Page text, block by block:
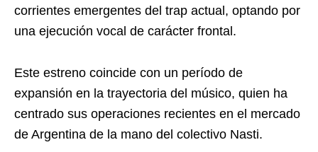
corrientes emergentes del trap actual, optando por
una ejecución vocal de carácter frontal.
Este estreno coincide con un período de
expansión en la trayectoria del músico, quien ha
centrado sus operaciones recientes en el mercado
de Argentina de la mano del colectivo Nasti.